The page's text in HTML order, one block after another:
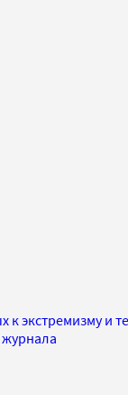
к экстремизму